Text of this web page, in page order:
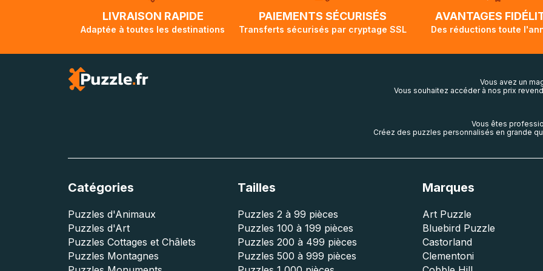
lorsque votre colis aura touché terre.
LIVRAISON RAPIDE
Adaptée à toutes les destinations
PAIEMENTS SÉCURISÉS
Transferts sécurisés par cryptage SSL
AVANTAGES
Des réductions toute
Vous avez un
Vous souhaitez accéder à nos prix
Vous êtes
Créez des puzzles personnalisés en grande
Catégories
Puzzles d'Animaux
Puzzles d'Art
Puzzles Cottages et Châlets
Puzzles Montagnes
Tailles
Puzzles 2 à 99 pièces
Puzzles 100 à 199 pièces
Puzzles 200 à 499 pièces
Puzzles 500 à 999 pièces
Marques
Art Puzzle
Bluebird Puzzle
Castorland
Clementoni